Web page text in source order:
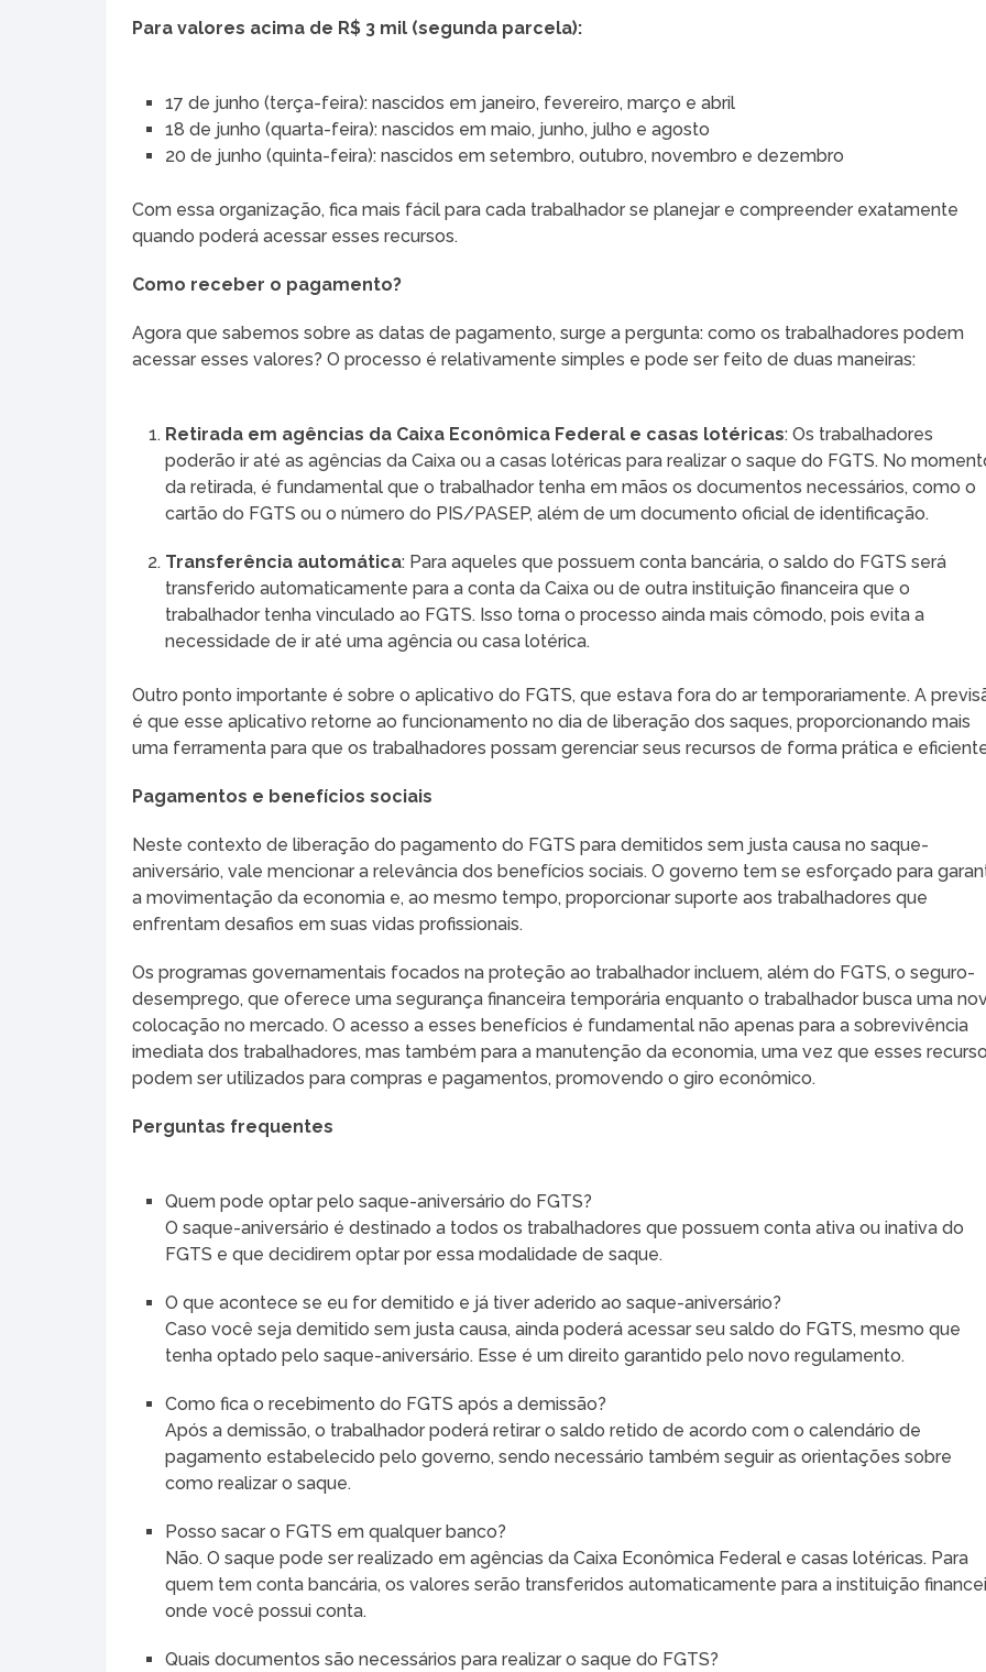
Para valores acima de R$ 3 mil (segunda parcela):
17 de junho (terça-feira): nascidos em janeiro, fevereiro, março e abril
18 de junho (quarta-feira): nascidos em maio, junho, julho e agosto
20 de junho (quinta-feira): nascidos em setembro, outubro, novembro e dezembro
Com essa organização, fica mais fácil para cada trabalhador se planejar e compreender exatamente
quando poderá acessar esses recursos.
Como receber o pagamento?
Agora que sabemos sobre as datas de pagamento, surge a pergunta: como os trabalhadores podem
acessar esses valores? O processo é relativamente simples e pode ser feito de duas maneiras:
Retirada em agências da Caixa Econômica Federal e casas lotéricas: Os trabalhadores
poderão ir até as agências da Caixa ou a casas lotéricas para realizar o saque do FGTS. No
da retirada, é fundamental que o trabalhador tenha em mãos os documentos necessários, como o
cartão do FGTS ou o número do PIS/PASEP, além de um documento oficial de identificação.
Transferência automática: Para aqueles que possuem conta bancária, o saldo do FGTS será
transferido automaticamente para a conta da Caixa ou de outra instituição financeira que o
trabalhador tenha vinculado ao FGTS. Isso torna o processo ainda mais cômodo, pois evita a
necessidade de ir até uma agência ou casa lotérica.
Outro ponto importante é sobre o aplicativo do FGTS, que estava fora do ar temporariamente. A
é que esse aplicativo retorne ao funcionamento no dia de liberação dos saques, proporcionando mais
uma ferramenta para que os trabalhadores possam gerenciar seus recursos de forma prática e
Pagamentos e benefícios sociais
Neste contexto de liberação do pagamento do FGTS para demitidos sem justa causa no saque-
aniversário, vale mencionar a relevância dos benefícios sociais. O governo tem se esforçado para
a movimentação da economia e, ao mesmo tempo, proporcionar suporte aos trabalhadores que
enfrentam desafios em suas vidas profissionais.
Os programas governamentais focados na proteção ao trabalhador incluem, além do FGTS, o seguro-
desemprego, que oferece uma segurança financeira temporária enquanto o trabalhador busca uma
colocação no mercado. O acesso a esses benefícios é fundamental não apenas para a sobrevivência
imediata dos trabalhadores, mas também para a manutenção da economia, uma vez que esses
podem ser utilizados para compras e pagamentos, promovendo o giro econômico.
Perguntas frequentes
Quem pode optar pelo saque-aniversário do FGTS?
O saque-aniversário é destinado a todos os trabalhadores que possuem conta ativa ou inativa do
FGTS e que decidirem optar por essa modalidade de saque.
O que acontece se eu for demitido e já tiver aderido ao saque-aniversário?
Caso você seja demitido sem justa causa, ainda poderá acessar seu saldo do FGTS, mesmo que
tenha optado pelo saque-aniversário. Esse é um direito garantido pelo novo regulamento.
Como fica o recebimento do FGTS após a demissão?
Após a demissão, o trabalhador poderá retirar o saldo retido de acordo com o calendário de
pagamento estabelecido pelo governo, sendo necessário também seguir as orientações sobre
como realizar o saque.
Posso sacar o FGTS em qualquer banco?
Não. O saque pode ser realizado em agências da Caixa Econômica Federal e casas lotéricas. Para
quem tem conta bancária, os valores serão transferidos automaticamente para a instituição
onde você possui conta.
Quais documentos são necessários para realizar o saque do FGTS?